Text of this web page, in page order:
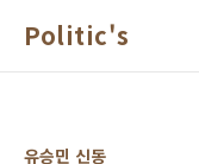
Politic's
유승민 신동